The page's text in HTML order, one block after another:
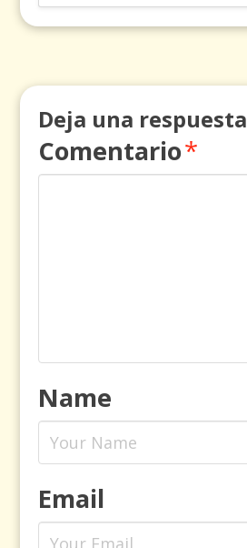
Deja una respuesta
Comentario*
Name
Email